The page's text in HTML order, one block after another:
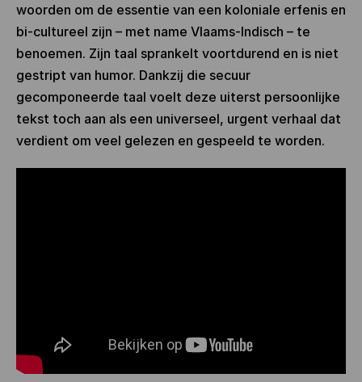
woorden om de essentie van een koloniale erfenis en
bi-cultureel zijn – met name Vlaams-Indisch – te
benoemen. Zijn taal sprankelt voortdurend en is niet
gestript van humor. Dankzij die secuur
gecomponeerde taal voelt deze uiterst persoonlijke
tekst toch aan als een universeel, urgent verhaal dat
verdient om veel gelezen en gespeeld te worden.